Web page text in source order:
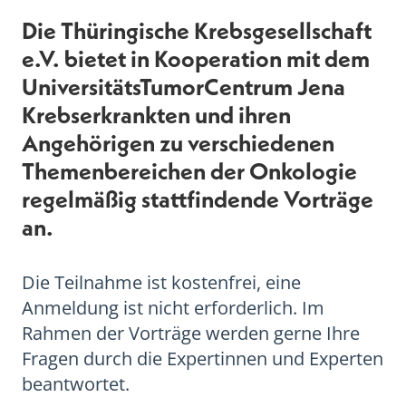
Die Thüringische Krebsgesellschaft
e.V. bietet in Kooperation mit dem
UniversitätsTumorCentrum Jena
Krebserkrankten und ihren
Angehörigen zu verschiedenen
Themenbereichen der Onkologie
regelmäßig stattfindende Vorträge
an.
Die Teilnahme ist kostenfrei, eine
Anmeldung ist nicht erforderlich. Im
Rahmen der Vorträge werden gerne Ihre
Fragen durch die Expertinnen und Experten
beantwortet.